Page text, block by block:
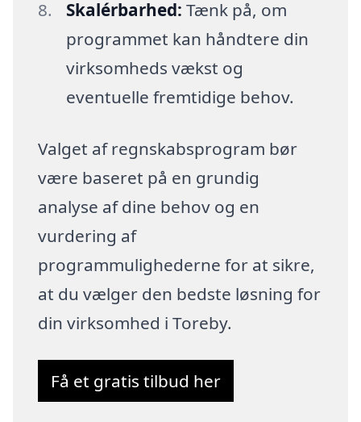
Skalérbarhed: Tænk på, om
programmet kan håndtere din
virksomheds vækst og
eventuelle fremtidige behov.
Valget af regnskabsprogram bør
være baseret på en grundig
analyse af dine behov og en
vurdering af
programmulighederne for at sikre,
at du vælger den bedste løsning for
din virksomhed i Toreby.
Få et gratis tilbud her